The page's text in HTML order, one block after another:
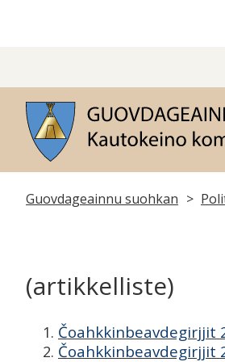
Don
dáppe:
Guovdageainnu suohkan
(artikkelliste)
Čoahkkinbeavdegirjjit
Čoahkkinbeavdegirjjit